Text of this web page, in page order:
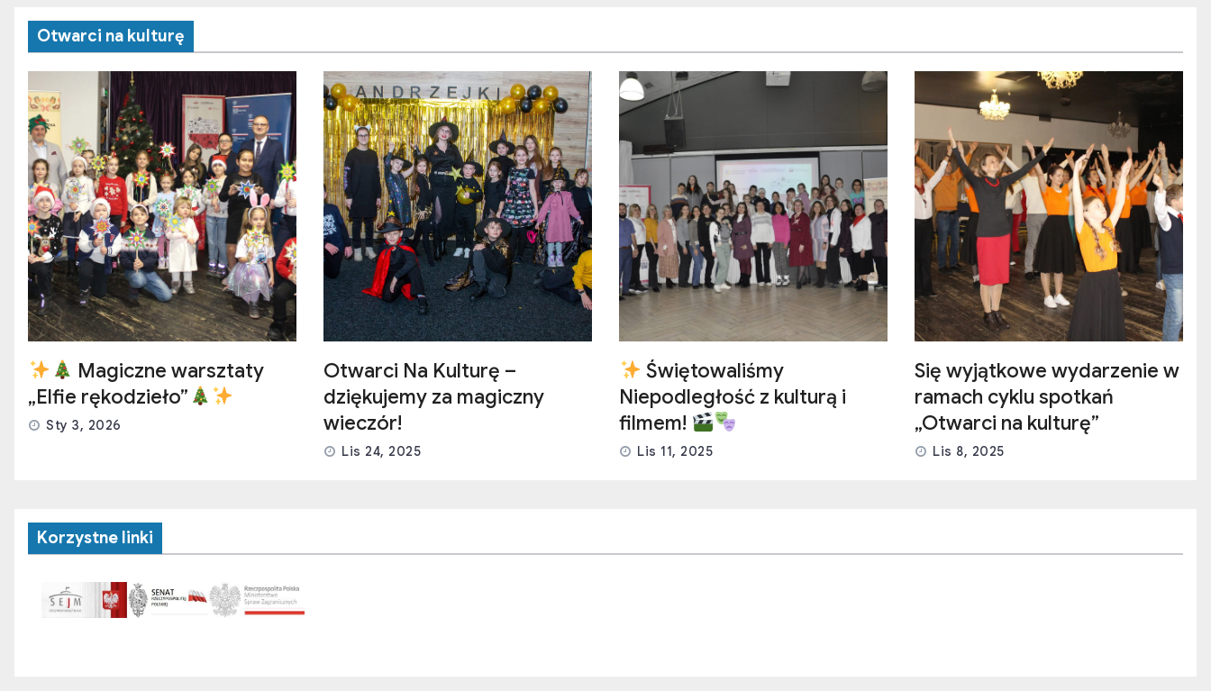
Otwarci na kulturę
Magiczne warsztaty
„Elfie rękodzieło”
Sty 3, 2026
Otwarci Na Kulturę –
dziękujemy za magiczny
wieczór!
Lis 24, 2025
Świętowaliśmy
Niepodległość z kulturą i
filmem!
Lis 11, 2025
Się wyjątkowe wydarzenie w
ramach cyklu spotkań
„Otwarci na kulturę”
Lis 8, 2025
Korzystne linki